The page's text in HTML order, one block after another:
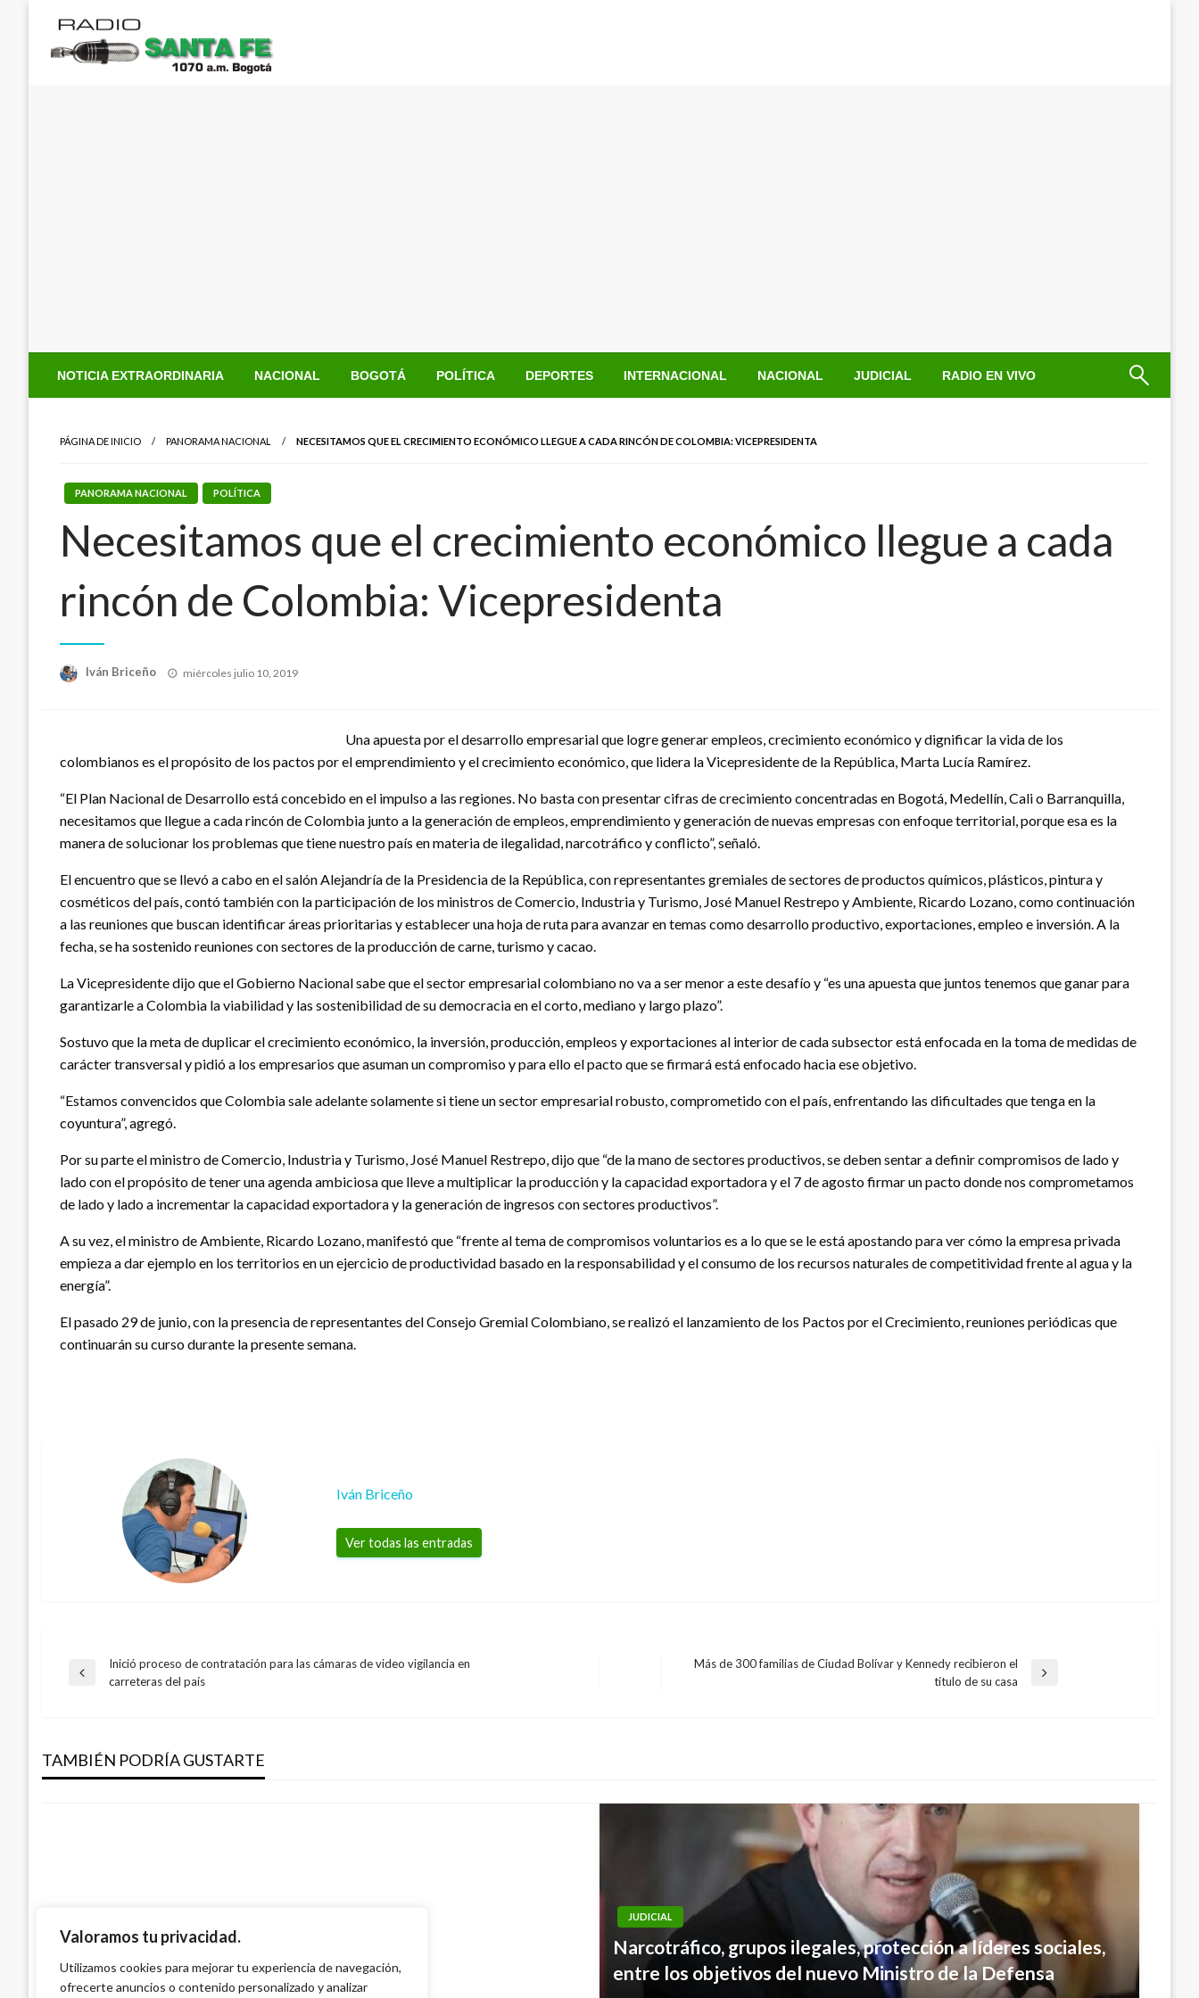
Valoramos tu privacidad.
Utilizamos cookies para mejorar tu experiencia de navegación,
ofrecerte anuncios o contenido personalizado y analizar
contenido
NOTICIA EXTRAORDINARIA NACIONAL BOGOTÁ POLÍTICA DEPORTES INTERNACIONAL NACIONAL JUDICIAL RADIO EN VIVO
PÁGINA DE INICIO PANORAMA NACIONAL NECESITAMOS QUE EL CRECIMIENTO ECONÓMICO LLEGUE A CADA RINCÓN DE COLOMBIA: VICEPRESIDENTA
PANORAMA NACIONAL POLÍTICA
Necesitamos que el crecimiento económico llegue a cada
rincón de Colombia: Vicepresidenta
Iván Briceño
Publicado
miércoles julio 10, 2019
Una apuesta por el desarrollo empresarial que logre generar empleos, crecimiento económico y dignificar la vida de los
colombianos es el propósito de los pactos por el emprendimiento y el crecimiento económico, que lidera la Vicepresidente de la República, Marta Lucía Ramírez.
“El Plan Nacional de Desarrollo está concebido en el impulso a las regiones. No basta con presentar cifras de crecimiento concentradas en Bogotá, Medellín, Cali o Barranquilla,
necesitamos que llegue a cada rincón de Colombia junto a la generación de empleos, emprendimiento y generación de nuevas empresas con enfoque territorial, porque esa es la
manera de solucionar los problemas que tiene nuestro país en materia de ilegalidad, narcotráfico y conflicto”, señaló.
El encuentro que se llevó a cabo en el salón Alejandría de la Presidencia de la República, con representantes gremiales de sectores de productos químicos, plásticos, pintura y
cosméticos del país, contó también con la participación de los ministros de Comercio, Industria y Turismo, José Manuel Restrepo y Ambiente, Ricardo Lozano, como continuación
a las reuniones que buscan identificar áreas prioritarias y establecer una hoja de ruta para avanzar en temas como desarrollo productivo, exportaciones, empleo e inversión. A la
fecha, se ha sostenido reuniones con sectores de la producción de carne, turismo y cacao.
La Vicepresidente dijo que el Gobierno Nacional sabe que el sector empresarial colombiano no va a ser menor a este desafío y “es una apuesta que juntos tenemos que ganar para
garantizarle a Colombia la viabilidad y las sostenibilidad de su democracia en el corto, mediano y largo plazo”.
Sostuvo que la meta de duplicar el crecimiento económico, la inversión, producción, empleos y exportaciones al interior de cada subsector está enfocada en la toma de medidas de
carácter transversal y pidió a los empresarios que asuman un compromiso y para ello el pacto que se firmará está enfocado hacia ese objetivo.
“Estamos convencidos que Colombia sale adelante solamente si tiene un sector empresarial robusto, comprometido con el país, enfrentando las dificultades que tenga en la
coyuntura”, agregó.
Por su parte el ministro de Comercio, Industria y Turismo, José Manuel Restrepo, dijo que “de la mano de sectores productivos, se deben sentar a definir compromisos de lado y
lado con el propósito de tener una agenda ambiciosa que lleve a multiplicar la producción y la capacidad exportadora y el 7 de agosto firmar un pacto donde nos comprometamos
de lado y lado a incrementar la capacidad exportadora y la generación de ingresos con sectores productivos”.
A su vez, el ministro de Ambiente, Ricardo Lozano, manifestó que “frente al tema de compromisos voluntarios es a lo que se le está apostando para ver cómo la empresa privada
empieza a dar ejemplo en los territorios en un ejercicio de productividad basado en la responsabilidad y el consumo de los recursos naturales de competitividad frente al agua y la
energía”.
El pasado 29 de junio, con la presencia de representantes del Consejo Gremial Colombiano, se realizó el lanzamiento de los Pactos por el Crecimiento, reuniones periódicas que
continuarán su curso durante la presente semana.
Iván Briceño
Ver todas las entradas
Navegación
entradas
Entrada
Inició proceso de contratación para las cámaras de video vigilancia en
carreteras del país
Más de 300 familias de Ciudad Bolívar y Kennedy recibieron el
título de su casa
TAMBIÉN PODRÍA GUSTARTE
diputados venezolanos
Manuel Reyes Beltran lunes junio 5, 2017
JUDICIAL
Narcotráfico, grupos ilegales, protección a líderes sociales,
entre los objetivos del nuevo Ministro de la Defensa
PANORAMA NACIONAL
Pasó a segundo debate proyecto de ‘borrón y cuenta nueva
en las Centrales de Riesgo’
PANORAMA NACIONAL
EEUU y Colombia trabajan coordinadamente para recuperar
la democracia en Venezuela: Carlos Holmes Trujillo